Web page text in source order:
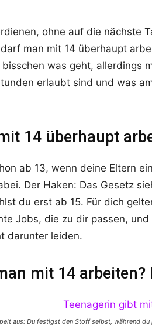
ohne auf die nächste
man mit 14 überhaupt
was geht, allerdings
erlaubt sind und was
14 überhaupt
ab 13, wenn deine Eltern
Der Haken: Das Gesetz
du erst ab 15. Für dich
Jobs, die zu dir passen,
darunter leiden.
mit 14
aus: Du festigst den Stoff selbst, während du